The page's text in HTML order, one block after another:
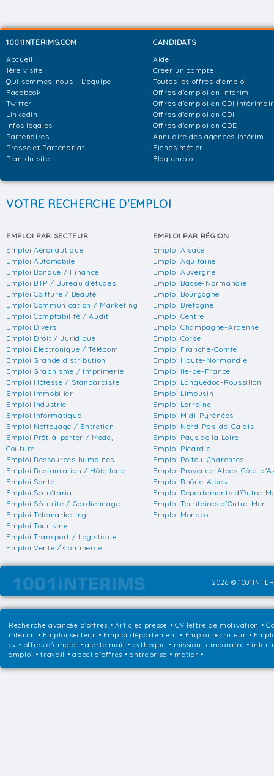
1001INTERIMS.COM
Accueil
1ère visite
Qui sommes-nous - L'équipe
Facebook
Twitter
Linkedin
Infos légales
Partenaires
Presse et Partenariat
Plan du site
CANDIDATS
Aide
Créer un compte
Toutes les offres d'emploi
Offres d'emploi en intérim
Offres d'emploi en CDI
Offres d'emploi en CDI
Offres d'emploi en CDD
Annuaire des agences intérim
Fiches métier
Blog emploi
VOTRE RECHERCHE D'EMPLOI
EMPLOI PAR SECTEUR
Emploi Aéronautique
Emploi Automobile
Emploi Banque / Finance
Emploi BTP / Bureau d'études
Emploi Coiffure / Beauté
Emploi Communication / Marketing
Emploi Comptabilité / Audit
Emploi Divers
Emploi Droit / Juridique
Emploi Electronique / Télécom
Emploi Grande distribution
Emploi Graphisme / Imprimerie
Emploi Hôtesse / Standardiste
Emploi Immobilier
Emploi Industrie
Emploi Informatique
Emploi Nettoyage / Entretien
Emploi Prêt-à-porter / Mode,
Couture
Emploi Ressources humaines
Emploi Restauration / Hôtellerie
Emploi Santé
Emploi Secrétariat
Emploi Sécurité / Gardiennage
Emploi Télémarketing
Emploi Tourisme
Emploi Transport / Logistique
Emploi Vente / Commerce
EMPLOI PAR RÉGION
Emploi Alsace
Emploi Aquitaine
Emploi Auvergne
Emploi Basse-Normandie
Emploi Bourgogne
Emploi Bretagne
Emploi Centre
Emploi Champagne-Ardenne
Emploi Corse
Emploi Franche-Comté
Emploi Haute-Normandie
Emploi Ile-de-France
Emploi Languedoc-Roussillon
Emploi Limousin
Emploi Lorraine
Emploi Midi-Pyrénées
Emploi Nord-Pas-de-Calais
Emploi Pays de la Loire
Emploi Picardie
Emploi Poitou-Charentes
Emploi Provence-Alpes-Côte-
Emploi Rhône-Alpes
Emploi Départements d'Outre-
Emploi Territoires d'Outre-Mer
Emploi Monaco
2026 ©
Recherche avancée d'offres •Articles presse • CV lettre de motivation •
intérim • Emploi secteur • Emploi département • Emploi recruteur •
cv • offres d'emploi • alerte mail • cvtheque • mission temporaire •
emploi • travail • appel d'offres • entreprise • metier •